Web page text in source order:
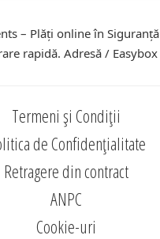
– Plăți online în Siguranță
rapidă. Adresă / Easybox
Termeni și Condiții
de Confidențialitate
Retragere din contract
ANPC
Cookie-uri